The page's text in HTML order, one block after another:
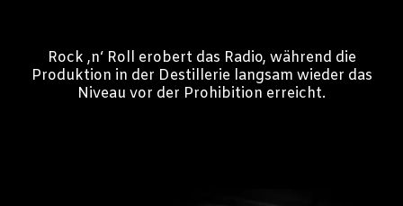
Rock ‚n‘ Roll erobert das Radio, während die
Produktion in der Destillerie langsam wieder das
Niveau vor der Prohibition erreicht.